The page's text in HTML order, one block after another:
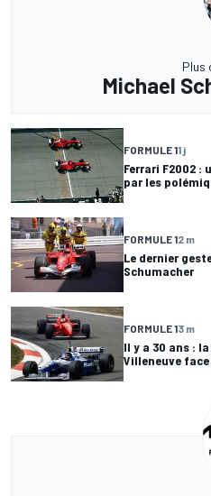
Plus
Michael
FORMULE 11 j
Ferrari F2002
par les
FORMULE 12 m
Le dernier
Schumacher
FORMULE 13 m
Il y a 30 ans :
Villeneuve